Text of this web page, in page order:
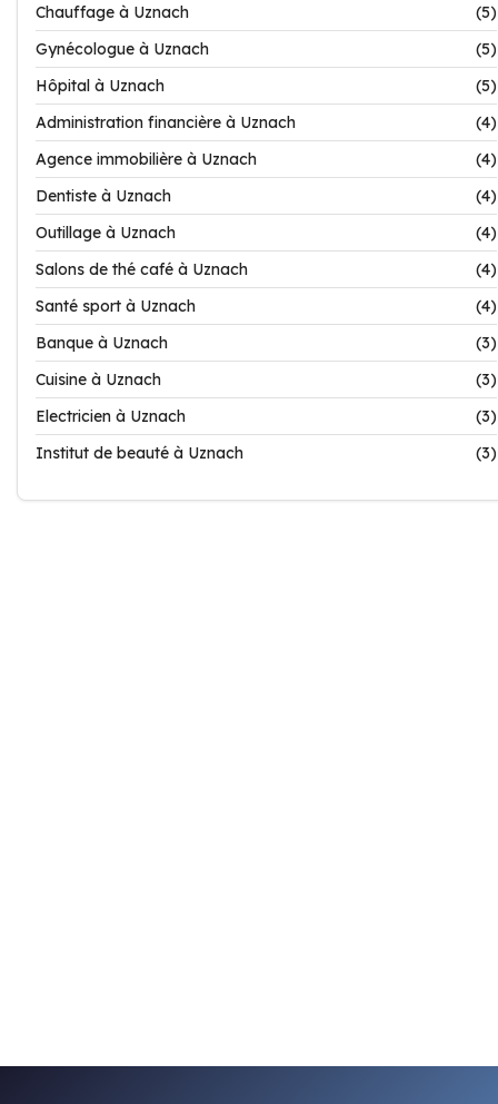
Chauffage à Uznach
(5)
Gynécologue à Uznach
(5)
Hôpital à Uznach
(5)
Administration financière à Uznach
(4)
Agence immobilière à Uznach
(4)
Dentiste à Uznach
(4)
Outillage à Uznach
(4)
Salons de thé café à Uznach
(4)
Santé sport à Uznach
(4)
Banque à Uznach
(3)
Cuisine à Uznach
(3)
Electricien à Uznach
(3)
Institut de beauté à Uznach
(3)